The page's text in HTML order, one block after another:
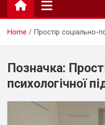
Home Простір соціально-
Позначка:
психологічної